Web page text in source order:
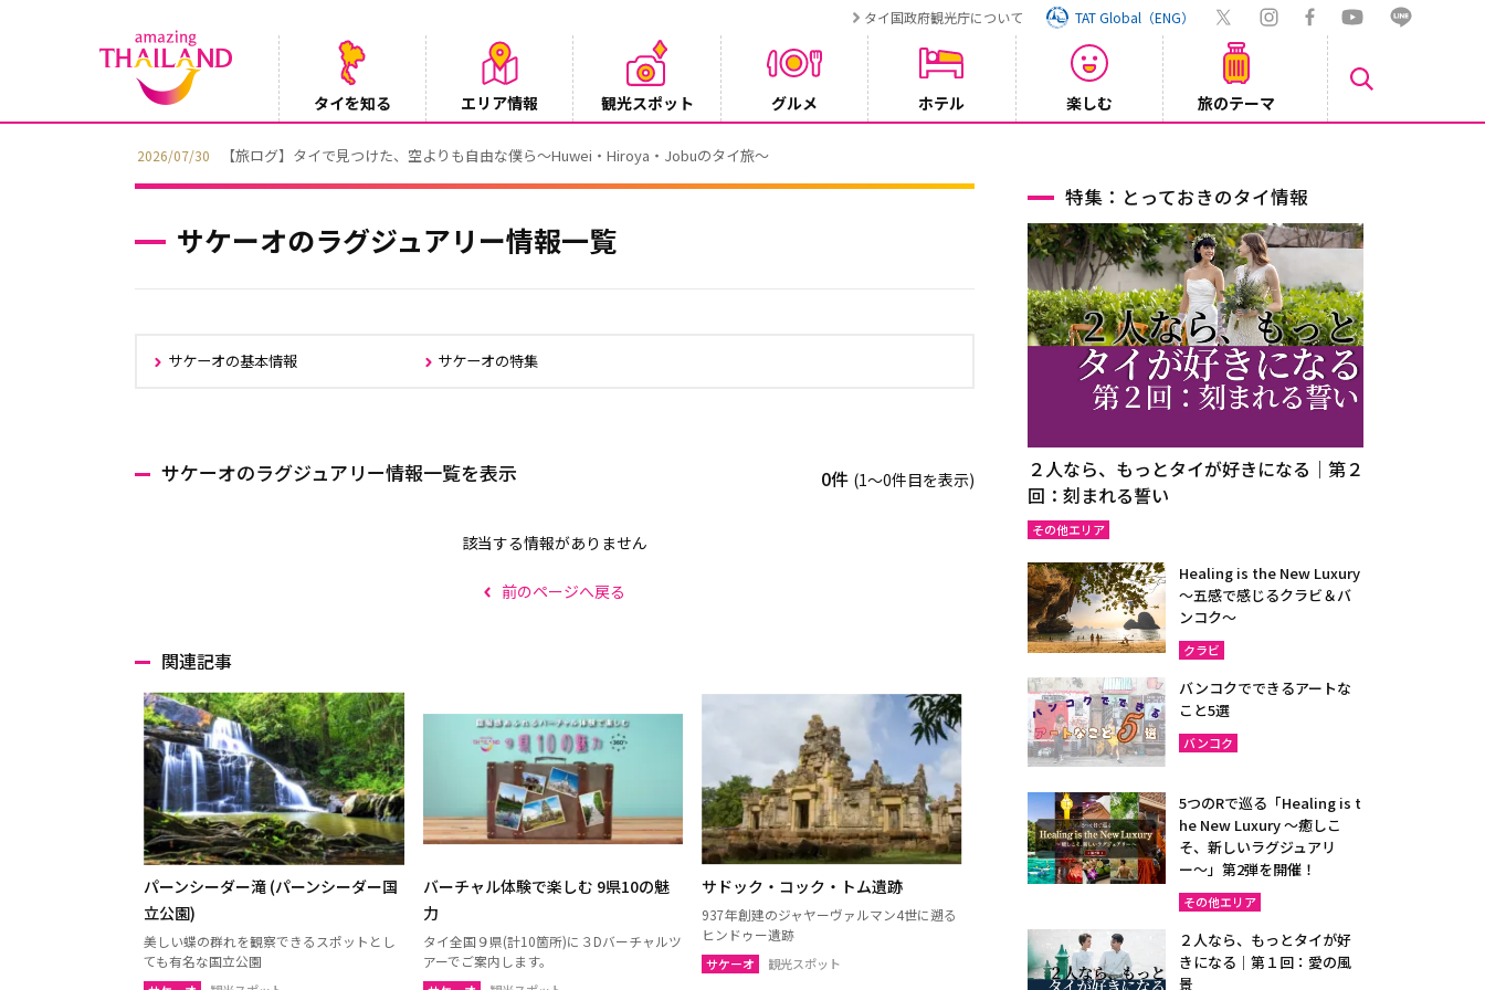
タイ国政府観光庁について TAT Global（ENG）
タイを知る エリア情報 観光スポット グルメ ホテル 楽しむ 旅のテーマ
2026/07/29 【ホテル】アナンタラ・サイアム・バンコク・ホテル：特別宿泊プランのご案内
サケーオのラグジュアリー情報一覧
サケーオの基本情報 サケーオの特集
サケーオのラグジュアリー情報一覧を表示 0件 (1〜0件目を表示)
該当する情報がありません
前のページへ戻る
関連記事
パーンシーダー滝 (パーンシーダー国
立公園)
美しい蝶の群れを観察できるスポットとし
ても有名な国立公園
バーチャル体験で楽しむ 9県10の魅
力
タイ全国９県(計10箇所)に３Dバーチャルツ
アーでご案内します。
サドック・コック・トム遺跡
937年創建のジャヤーヴァルマン4世に遡る
ヒンドゥー遺跡
サケーオ 観光スポット
特集：とっておきのタイ情報
２人なら、もっとタイが好きになる｜第２
回：刻まれる誓い
その他エリア
Healing is the New Luxury
～五感で感じるクラビ＆バ
ンコク～
クラビ
バンコクでできるアートな
こと5選
バンコク
5つのRで巡る「Healing is t
he New Luxury ～癒しこ
そ、新しいラグジュアリ
ー〜」第2弾を開催！
その他エリア
２人なら、もっとタイが好
きになる｜第１回：愛の風
景